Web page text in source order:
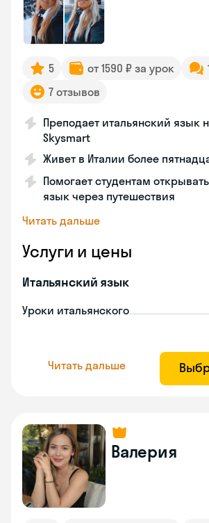
5 от 1590 ₽ за урок
7 отзывов
Преподает итальянский язык
Skysmart
Живет в Италии более
Помогает студентам
язык через путешествия
Читать дальше
Услуги и цены
Итальянский язык
Уроки итальянского
Читать дальше
Валерия